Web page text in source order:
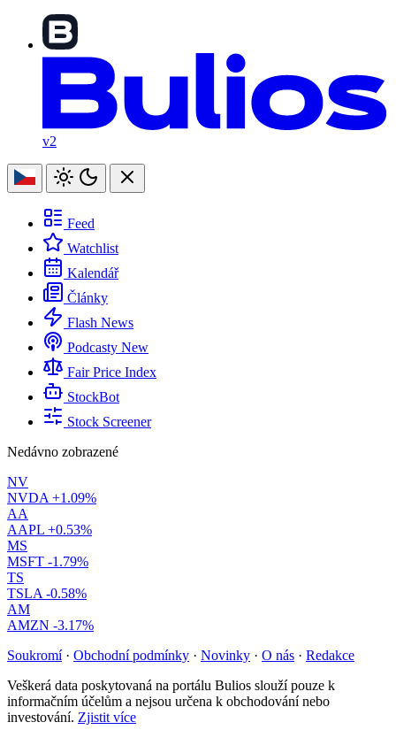
v2
Feed
Watchlist
Kalendář
Články
Flash News
Podcasty New
Fair Price Index
StockBot
Stock Screener
Nedávno zobrazené
NV
NVDA +1.09%
AA
AAPL +0.53%
MS
MSFT -1.79%
TS
TSLA -0.58%
AM
AMZN -3.17%
Soukromí · Obchodní podmínky · Novinky · O nás · Redakce
Veškerá data poskytovaná na portálu Bulios slouží pouze k
informačním účelům a nejsou určena k obchodování nebo
investování. Zjistit více